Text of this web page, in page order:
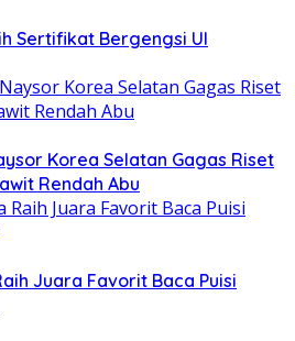
Sertifikat Bergengsi UI
Korea Selatan Gagas Riset
Rendah Abu
Juara Favorit Baca Puisi